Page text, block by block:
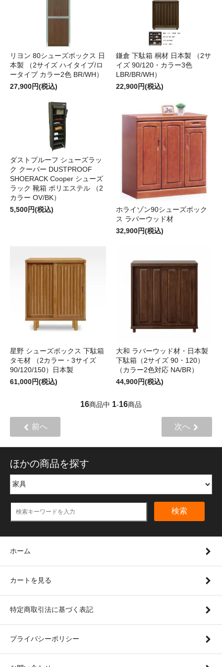
リヨン 80シューズボックス 日
本製 （2サイズ ハイタイプ/ロ
ータイプ カラー2色 BR/WH）
27,900円(税込)
鎌倉 下駄箱 桐材 日本製 （2サ
イズ 90/120・カラー3色
LBR/BR/WH）
22,900円(税込)
ダストプルーフ シューズラッ
ク クーパー DUSTPROOF
SHOERACK Cooper シューズ
ラック 靴箱 ポリエステル （2
カラー OV/BK）
5,500円(税込)
ホライゾン90シューズボック
ス ラバーウッド材
32,900円(税込)
星野 シューズボックス 下駄箱
タモ材 （2カラー・3サイズ
90/120/150）日本製
61,000円(税込)
大和 ラバーウッド材・日本製
下駄箱（2サイズ 90・120）
（カラー2色対応 NA/BR）
44,900円(税込)
16商品中 1-16商品
前へ 次へ
ほかの商品を探す
検索
ホーム
カートを見る
特定商取引法に基づく表記
プライバシーポリシー